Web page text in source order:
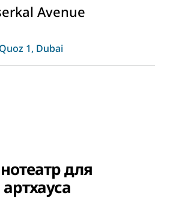
Avenue
1, Dubai
для